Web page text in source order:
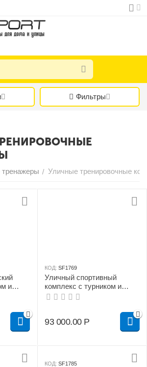
Фильтры
/ Уличные тренировочные
и
КОД: SF1769
Уличный спортивный
комплекс с турником и
качелями УТК-021k (AK10 +
93 000.00 Р
КОД: SF1785